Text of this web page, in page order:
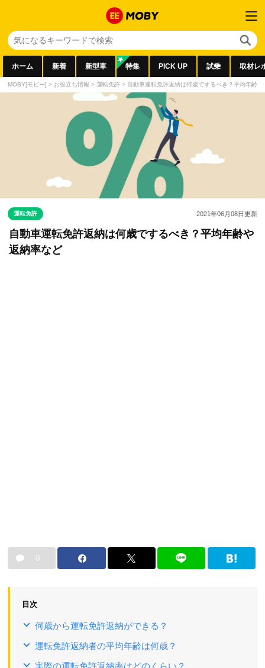
ホーム 新着 新型車 特集 PICK UP 試乗 取材レ
MOBY[モビー] > お役立ち情報 > 運転免許 > 自動車運転免許返納は何歳でするべき？平均年齢や
運転免許 2021年06月08日更新
自動車運転免許返納は何歳でするべき？平均年齢や
返納率など
0
目次
何歳から運転免許返納ができる？
運転免許返納者の平均年齢は何歳？